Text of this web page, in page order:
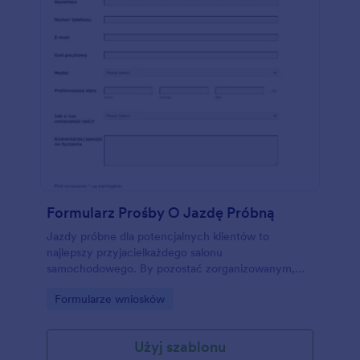
Formularz Prośby O Jazdę Próbną
Jazdy próbne dla potencjalnych klientów to
najlepszy przyjacielkażdego salonu
samochodowego. By pozostać zorganizowanym,
jazdę próbną. Skorzystaj z tego szablonu, by zebrać
kontaktowe, wybrany model pojazdu i preferowana
data. Dostosuj obecne w szablonie pola, by
Go to Category:
Formularze wniosków
Użyj szablonu